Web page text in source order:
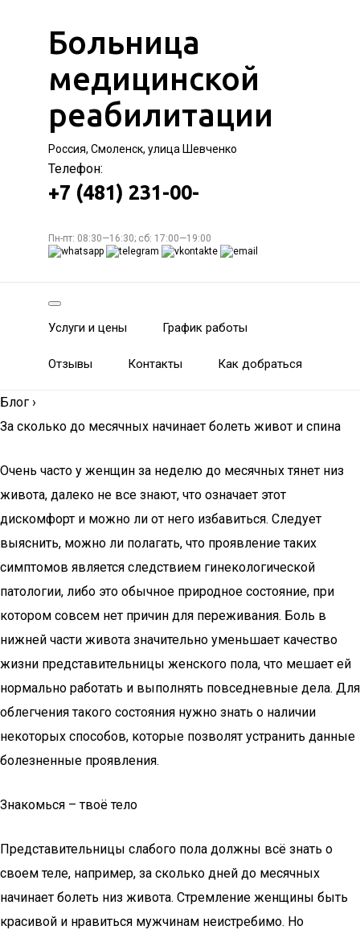
Больница
медицинской
реабилитации
Россия, Смоленск, улица Шевченко
Телефон:
+7 (481) 231-00-
Пн-пт: 08:30—16:30; сб: 17:00—19:00
Услуги и цены График работы
Отзывы Контакты Как добраться
Блог ›
За сколько до месячных начинает болеть живот и спина
Очень часто у женщин за неделю до месячных тянет низ
живота, далеко не все знают, что означает этот
дискомфорт и можно ли от него избавиться. Следует
выяснить, можно ли полагать, что проявление таких
симптомов является следствием гинекологической
патологии, либо это обычное природное состояние, при
котором совсем нет причин для переживания. Боль в
нижней части живота значительно уменьшает качество
жизни представительницы женского пола, что мешает ей
нормально работать и выполнять повседневные дела. Для
облегчения такого состояния нужно знать о наличии
некоторых способов, которые позволят устранить данные
болезненные проявления.
Знакомься – твоё тело
Представительницы слабого пола должны всё знать о
своем теле, например, за сколько дней до месячных
начинает болеть низ живота. Стремление женщины быть
красивой и нравиться мужчинам неистребимо. Но